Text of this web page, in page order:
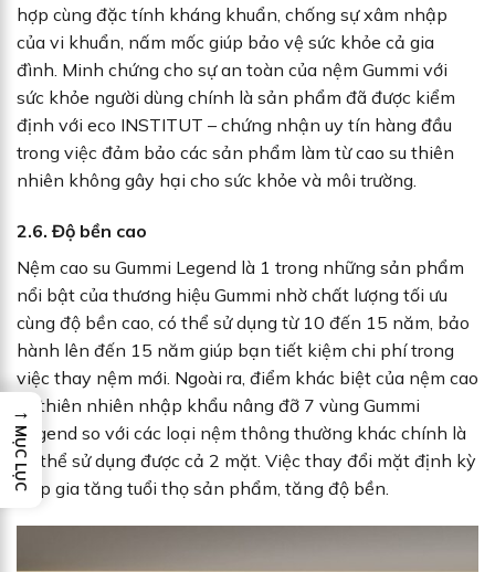
hợp cùng đặc tính kháng khuẩn, chống sự xâm nhập
của vi khuẩn, nấm mốc giúp bảo vệ sức khỏe cả gia
đình. Minh chứng cho sự an toàn của nệm Gummi với
sức khỏe người dùng chính là sản phẩm đã được kiểm
định với eco INSTITUT – chứng nhận uy tín hàng đầu
trong việc đảm bảo các sản phẩm làm từ cao su thiên
nhiên không gây hại cho sức khỏe và môi trường.
2.6. Độ bền cao
Nệm cao su Gummi Legend là 1 trong những sản phẩm
nổi bật của thương hiệu Gummi nhờ chất lượng tối ưu
cùng độ bền cao, có thể sử dụng từ 10 đến 15 năm, bảo
hành lên đến 15 năm giúp bạn tiết kiệm chi phí trong
việc thay nệm mới. Ngoài ra, điểm khác biệt của nệm cao
su thiên nhiên nhập khẩu nâng đỡ 7 vùng Gummi
Legend so với các loại nệm thông thường khác chính là
có thể sử dụng được cả 2 mặt. Việc thay đổi mặt định kỳ
giúp gia tăng tuổi thọ sản phẩm, tăng độ bền.
→
MỤC LỤC